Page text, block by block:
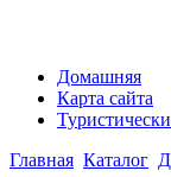
Домашняя
Карта сайта
Главная Каталог